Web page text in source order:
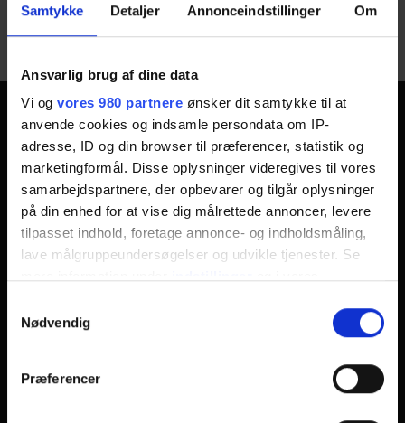
Samtykke Detaljer Annonceindstillinger Om
Ansvarlig brug af dine data
Vi og vores 980 partnere ønsker dit samtykke til at
anvende cookies og indsamle persondata om IP-
adresse, ID og din browser til præferencer, statistik og
marketingformål. Disse oplysninger videregives til vores
samarbejdspartnere, der opbevarer og tilgår oplysninger
på din enhed for at vise dig målrettede annoncer, levere
tilpasset indhold, foretage annonce- og indholdsmåling,
lave målgruppeundersøgelser og udvikle tjenester. Se
tilbage eller ændre indstillinger fra vores
"Cookiedeklaration", eller ved at trykke på "Privacy
Nødvendig
Præferencer
<li>Der er ingen arrangementer på denne lokalitet</li>
Odsherred Erhvervsforum
Odsherred Erhvervsforum
Vig Erhvervspark
Søndre Vænge 19c
4560 Vig
CVR Nummer: 37818682
Tilmeld nyhedsbrev